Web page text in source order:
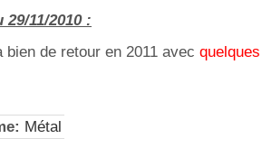
11/2010 :
bien de retour en 2011 avec
Métal